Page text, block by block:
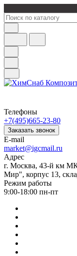
Телефоны
+7(495)665-23-80
Заказать звонок
E-mail
market@igcmail.ru
Адрес
г. Москва, 43-й км
Мир", корпус 13,
Режим работы
9:00-18:00 пн-пт